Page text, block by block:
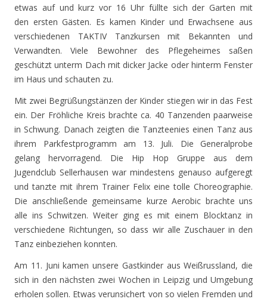
etwas auf und kurz vor 16 Uhr füllte sich der Garten mit
den ersten Gästen. Es kamen Kinder und Erwachsene aus
verschiedenen TAKTIV Tanzkursen mit Bekannten und
Verwandten. Viele Bewohner des Pflegeheimes saßen
geschützt unterm Dach mit dicker Jacke oder hinterm Fenster
im Haus und schauten zu.
Mit zwei Begrüßungstänzen der Kinder stiegen wir in das Fest
ein. Der Fröhliche Kreis brachte ca. 40 Tanzenden paarweise
in Schwung. Danach zeigten die Tanzteenies einen Tanz aus
ihrem Parkfestprogramm am 13. Juli. Die Generalprobe
gelang hervorragend. Die Hip Hop Gruppe aus dem
Jugendclub Sellerhausen war mindestens genauso aufgeregt
und tanzte mit ihrem Trainer Felix eine tolle Choreographie.
Die anschließende gemeinsame kurze Aerobic brachte uns
alle ins Schwitzen. Weiter ging es mit einem Blocktanz in
verschiedene Richtungen, so dass wir alle Zuschauer in den
Tanz einbeziehen konnten.
Am 11. Juni kamen unsere Gastkinder aus Weißrussland, die
sich in den nächsten zwei Wochen in Leipzig und Umgebung
erholen sollen. Etwas verunsichert von so vielen Fremden und